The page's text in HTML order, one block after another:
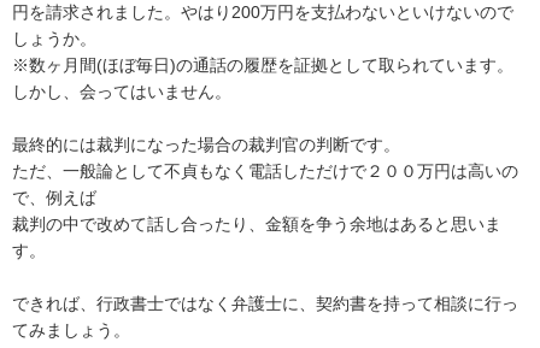
円を請求されました。やはり200万円を支払わないといけないので
しょうか。
※数ヶ月間(ほぼ毎日)の通話の履歴を証拠として取られています。
しかし、会ってはいません。
最終的には裁判になった場合の裁判官の判断です。
ただ、一般論として不貞もなく電話しただけで２００万円は高いの
で、例えば
裁判の中で改めて話し合ったり、金額を争う余地はあると思いま
す。
できれば、行政書士ではなく弁護士に、契約書を持って相談に行っ
てみましょう。